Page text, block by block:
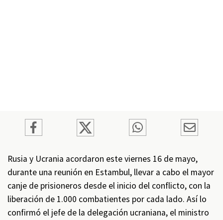
Rusia y Ucrania acordaron este viernes 16 de mayo,
durante una reunión en Estambul, llevar a cabo el mayor
canje de prisioneros desde el inicio del conflicto, con la
liberación de 1.000 combatientes por cada lado. Así lo
confirmó el jefe de la delegación ucraniana, el ministro